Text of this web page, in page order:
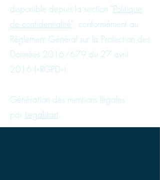
disponible depuis la section "Politique
de confidentialité", conformément au
Règlement Général sur la Protection des
Données 2016/679 du 27 avril
2016 («RGPD»).
Génération des mentions légales
par Legalstart.